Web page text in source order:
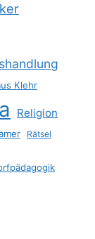
Klehr
Religion
Rätsel